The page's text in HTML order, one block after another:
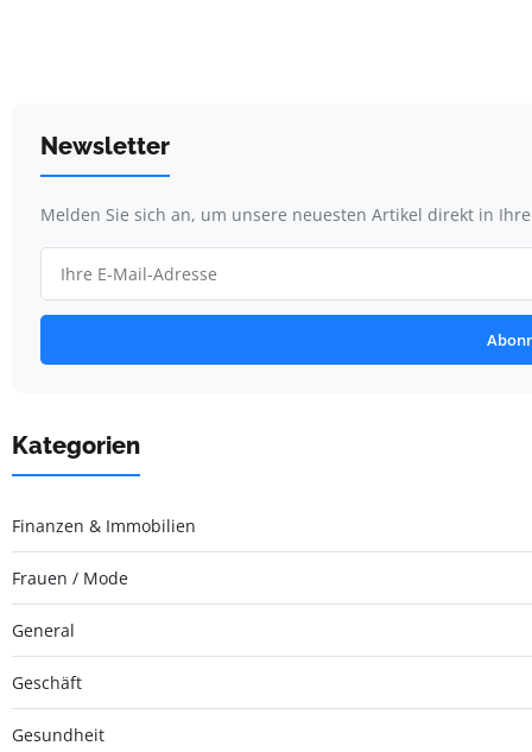
Newsletter
Melden Sie sich an, um unsere neuesten Artikel direkt in
Kategorien
Finanzen & Immobilien
Frauen / Mode
General
Geschäft
Gesundheit